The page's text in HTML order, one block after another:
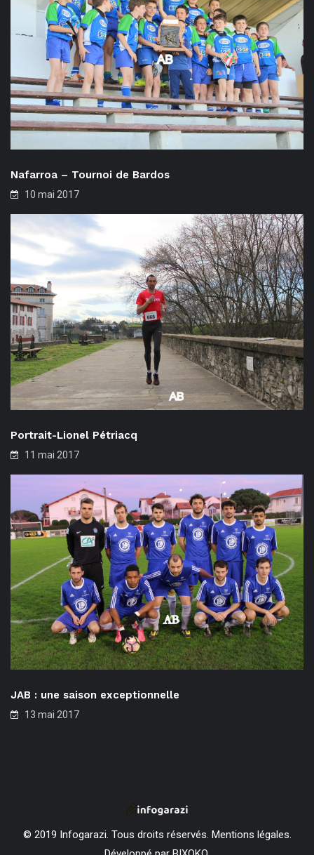
Nafarroa – Tournoi de Bardos
10 mai 2017
Portrait-Lionel Pétriacq
11 mai 2017
JAB : une saison exceptionnelle
13 mai 2017
© 2019 Infogarazi. Tous droits réservés. Mentions légales.